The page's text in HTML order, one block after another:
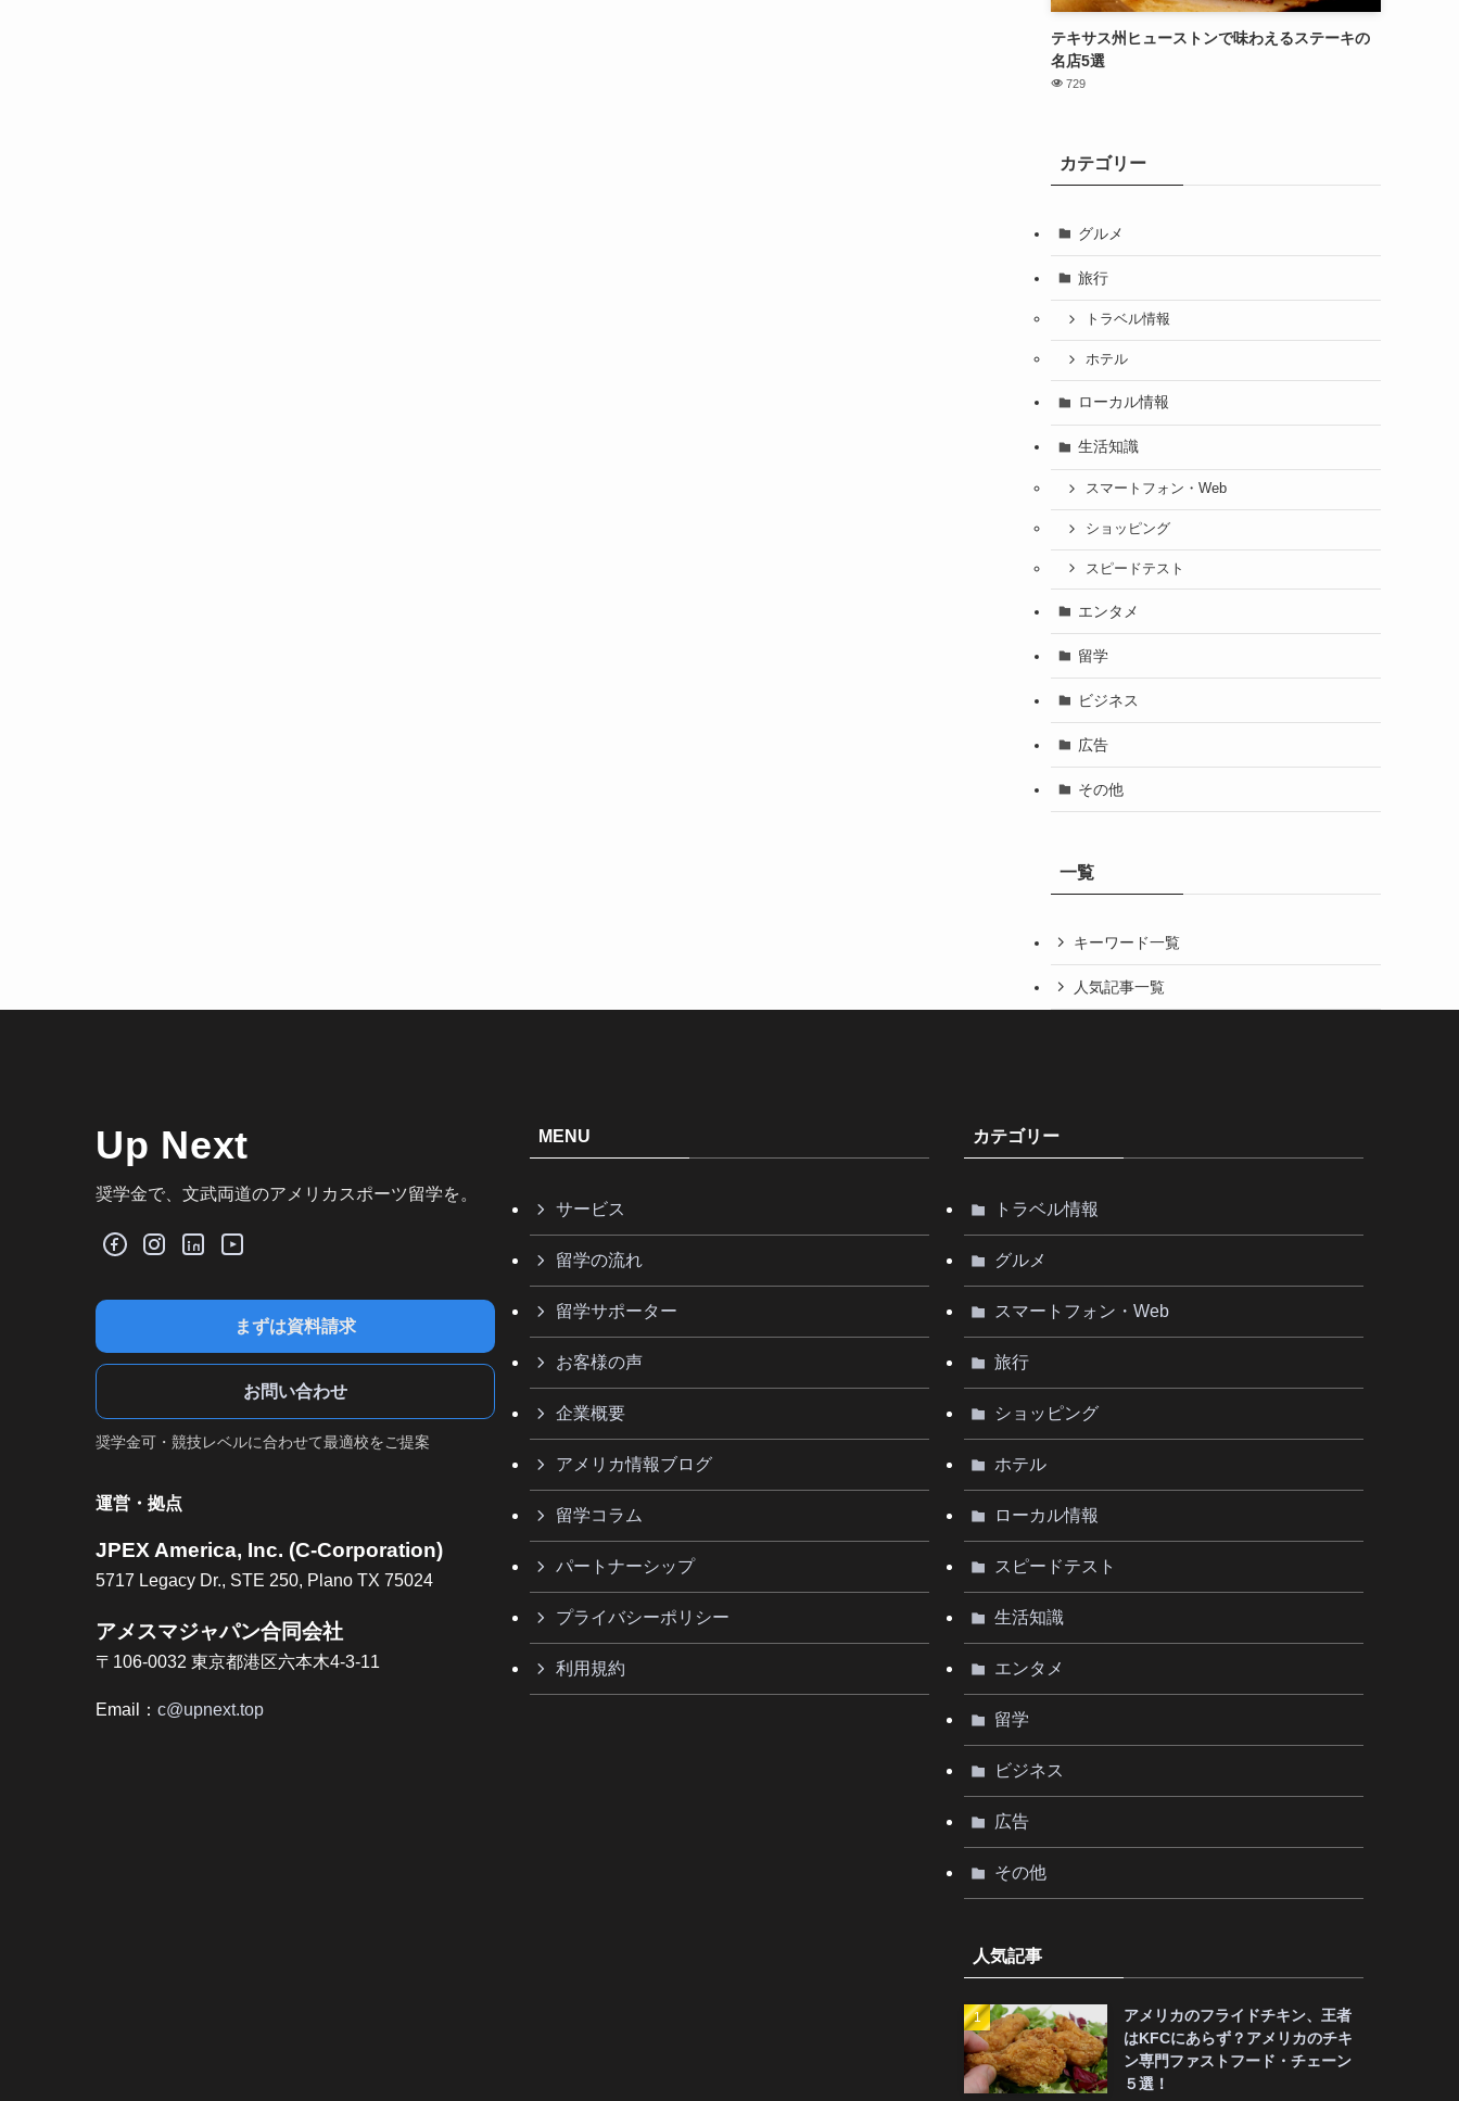
テキサス州ヒューストンで味わえるステーキの
名店5選
729
カテゴリー
グルメ
旅行
トラベル情報
ホテル
ローカル情報
生活知識
スマートフォン・Web
ショッピング
スピードテスト
エンタメ
留学
ビジネス
広告
その他
一覧
キーワード一覧
人気記事一覧
Up Next
奨学金で、文武両道のアメリカスポーツ留学を。
まずは資料請求
お問い合わせ
奨学金可・競技レベルに合わせて最適校をご提案
運営・拠点
JPEX America, Inc. (C-Corporation)
5717 Legacy Dr., STE 250, Plano TX 75024
アメスマジャパン合同会社
〒106-0032 東京都港区六本木4-3-11
Email： c@upnext.top
MENU
サービス
留学の流れ
留学サポーター
お客様の声
企業概要
アメリカ情報ブログ
留学コラム
パートナーシップ
プライバシーポリシー
利用規約
カテゴリー
トラベル情報
グルメ
スマートフォン・Web
旅行
ショッピング
ホテル
ローカル情報
スピードテスト
生活知識
エンタメ
留学
ビジネス
広告
その他
人気記事
アメリカのフライドチキン、王者
はKFCにあらず？アメリカのチキ
ン専門ファストフード・チェーン
５選！